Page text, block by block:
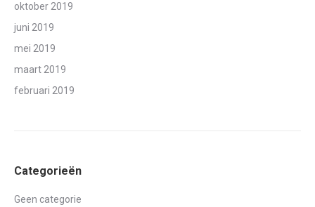
oktober 2019
juni 2019
mei 2019
maart 2019
februari 2019
Categorieën
Geen categorie